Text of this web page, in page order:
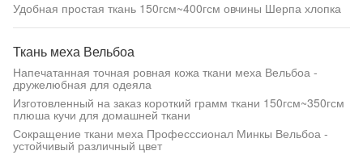
Удобная простая ткань 150гсм~400гсм овчины Шерпа хлопка
Ткань меха Вельбоа
Напечатанная точная ровная кожа ткани меха Вельбоа -
дружелюбная для одеяла
Изготовленный на заказ короткий грамм ткани 150гсм~350гсм
плюша кучи для домашней ткани
Сокращение ткани меха Професссионал Минкы Вельбоа -
устойчивый различный цвет